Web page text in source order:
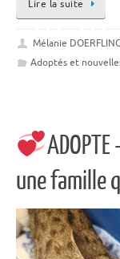
Lire la suite
Mélanie
Adoptés et
une famille